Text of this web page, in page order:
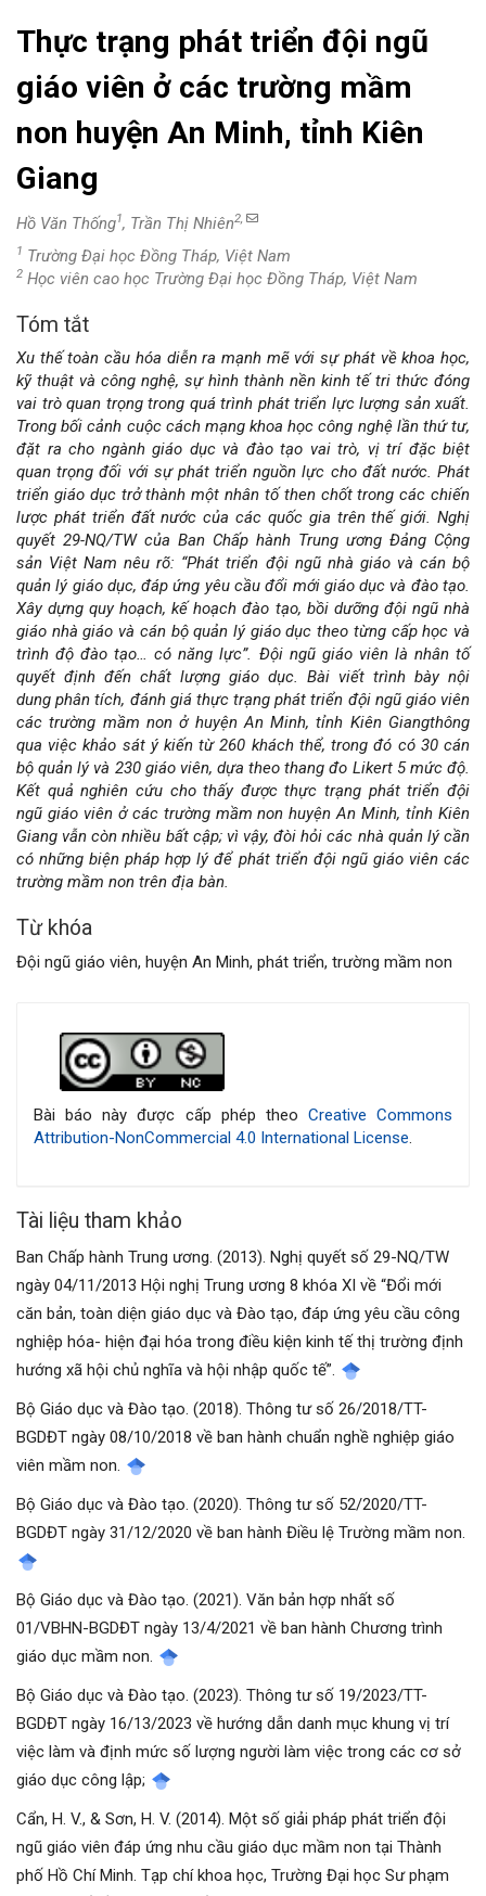
Thực trạng phát triển đội ngũ
giáo viên ở các trường mầm
non huyện An Minh, tỉnh Kiên
Giang
Hồ Văn Thống1, Trần Thị Nhiên2,
1 Trường Đại học Đồng Tháp, Việt Nam
2 Học viên cao học Trường Đại học Đồng Tháp, Việt Nam
Nội
dung
chính
của
bài
viết
Tóm tắt
Xu thế toàn cầu hóa diễn ra mạnh mẽ với sự phát về khoa học,
kỹ thuật và công nghệ, sự hình thành nền kinh tế tri thức đóng
vai trò quan trọng trong quá trình phát triển lực lượng sản xuất.
Trong bối cảnh cuộc cách mạng khoa học công nghệ lần thứ tư,
đặt ra cho ngành giáo dục và đào tạo vai trò, vị trí đặc biệt
quan trọng đối với sự phát triển nguồn lực cho đất nước. Phát
triển giáo dục trở thành một nhân tố then chốt trong các chiến
lược phát triển đất nước của các quốc gia trên thế giới. Nghị
quyết 29-NQ/TW của Ban Chấp hành Trung ương Đảng Cộng
sản Việt Nam nêu rõ: “Phát triển đội ngũ nhà giáo và cán bộ
quản lý giáo dục, đáp ứng yêu cầu đổi mới giáo dục và đào tạo.
Xây dựng quy hoạch, kế hoạch đào tạo, bồi dưỡng đội ngũ nhà
giáo nhà giáo và cán bộ quản lý giáo dục theo từng cấp học và
trình độ đào tạo… có năng lực”. Đội ngũ giáo viên là nhân tố
quyết định đến chất lượng giáo dục. Bài viết trình bày nội
dung phân tích, đánh giá thực trạng phát triển đội ngũ giáo viên
các trường mầm non ở huyện An Minh, tỉnh Kiên Giangthông
qua việc khảo sát ý kiến từ 260 khách thể, trong đó có 30 cán
bộ quản lý và 230 giáo viên, dựa theo thang đo Likert 5 mức độ.
Kết quả nghiên cứu cho thấy được thực trạng phát triển đội
ngũ giáo viên ở các trường mầm non huyện An Minh, tỉnh Kiên
Giang vẫn còn nhiều bất cập; vì vậy, đòi hỏi các nhà quản lý cần
có những biện pháp hợp lý để phát triển đội ngũ giáo viên các
trường mầm non trên địa bàn.
Từ khóa
Đội ngũ giáo viên, huyện An Minh, phát triển, trường mầm non
bài
Bài báo này được cấp phép theo Creative Commons
Attribution-NonCommercial 4.0 International License.
Tài liệu tham khảo
Ban Chấp hành Trung ương. (2013). Nghị quyết số 29-NQ/TW
ngày 04/11/2013 Hội nghị Trung ương 8 khóa XI về “Đổi mới
căn bản, toàn diện giáo dục và Đào tạo, đáp ứng yêu cầu công
nghiệp hóa- hiện đại hóa trong điều kiện kinh tế thị trường định
hướng xã hội chủ nghĩa và hội nhập quốc tế”.
Bộ Giáo dục và Đào tạo. (2018). Thông tư số 26/2018/TT-
BGDĐT ngày 08/10/2018 về ban hành chuẩn nghề nghiệp giáo
viên mầm non.
Bộ Giáo dục và Đào tạo. (2020). Thông tư số 52/2020/TT-
BGDĐT ngày 31/12/2020 về ban hành Điều lệ Trường mầm non.
Bộ Giáo dục và Đào tạo. (2021). Văn bản hợp nhất số
01/VBHN-BGDĐT ngày 13/4/2021 về ban hành Chương trình
giáo dục mầm non.
Bộ Giáo dục và Đào tạo. (2023). Thông tư số 19/2023/TT-
BGDĐT ngày 16/13/2023 về hướng dẫn danh mục khung vị trí
việc làm và định mức số lượng người làm việc trong các cơ sở
giáo dục công lập;
Cẩn, H. V., & Sơn, H. V. (2014). Một số giải pháp phát triển đội
ngũ giáo viên đáp ứng nhu cầu giáo dục mầm non tại Thành
phố Hồ Chí Minh. Tạp chí khoa học, Trường Đại học Sư phạm